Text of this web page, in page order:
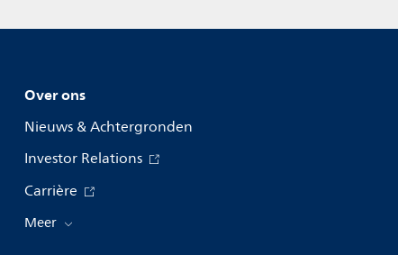
Over ons
Nieuws & Achtergronden
Investor Relations
Carrière
Meer